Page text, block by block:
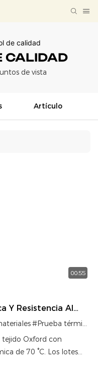
de calidad
CALIDAD
de vista
Artículo
00:55
Y Resistencia Al
PVC
#Prueba térmica
Oxford con
de 70 °C. Los lotes
que presentan